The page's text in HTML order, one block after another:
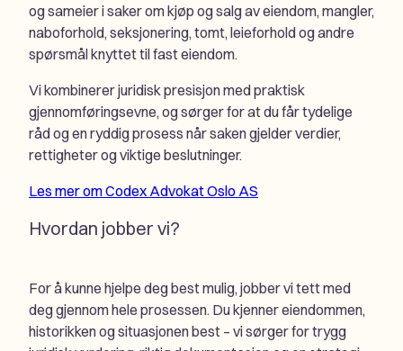
og sameier i saker om kjøp og salg av eiendom, mangler,
naboforhold, seksjonering, tomt, leieforhold og andre
spørsmål knyttet til fast eiendom.
Vi kombinerer juridisk presisjon med praktisk
gjennomføringsevne, og sørger for at du får tydelige
råd og en ryddig prosess når saken gjelder verdier,
rettigheter og viktige beslutninger.
Les mer om Codex Advokat Oslo AS
Hvordan jobber vi?
For å kunne hjelpe deg best mulig, jobber vi tett med
deg gjennom hele prosessen. Du kjenner eiendommen,
historikken og situasjonen best – vi sørger for trygg